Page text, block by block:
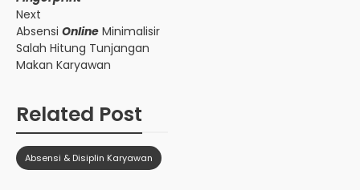
Next
Absensi Online Minimalisir
Salah Hitung Tunjangan
Makan Karyawan
Related Post
Absensi & Disiplin Karyawan